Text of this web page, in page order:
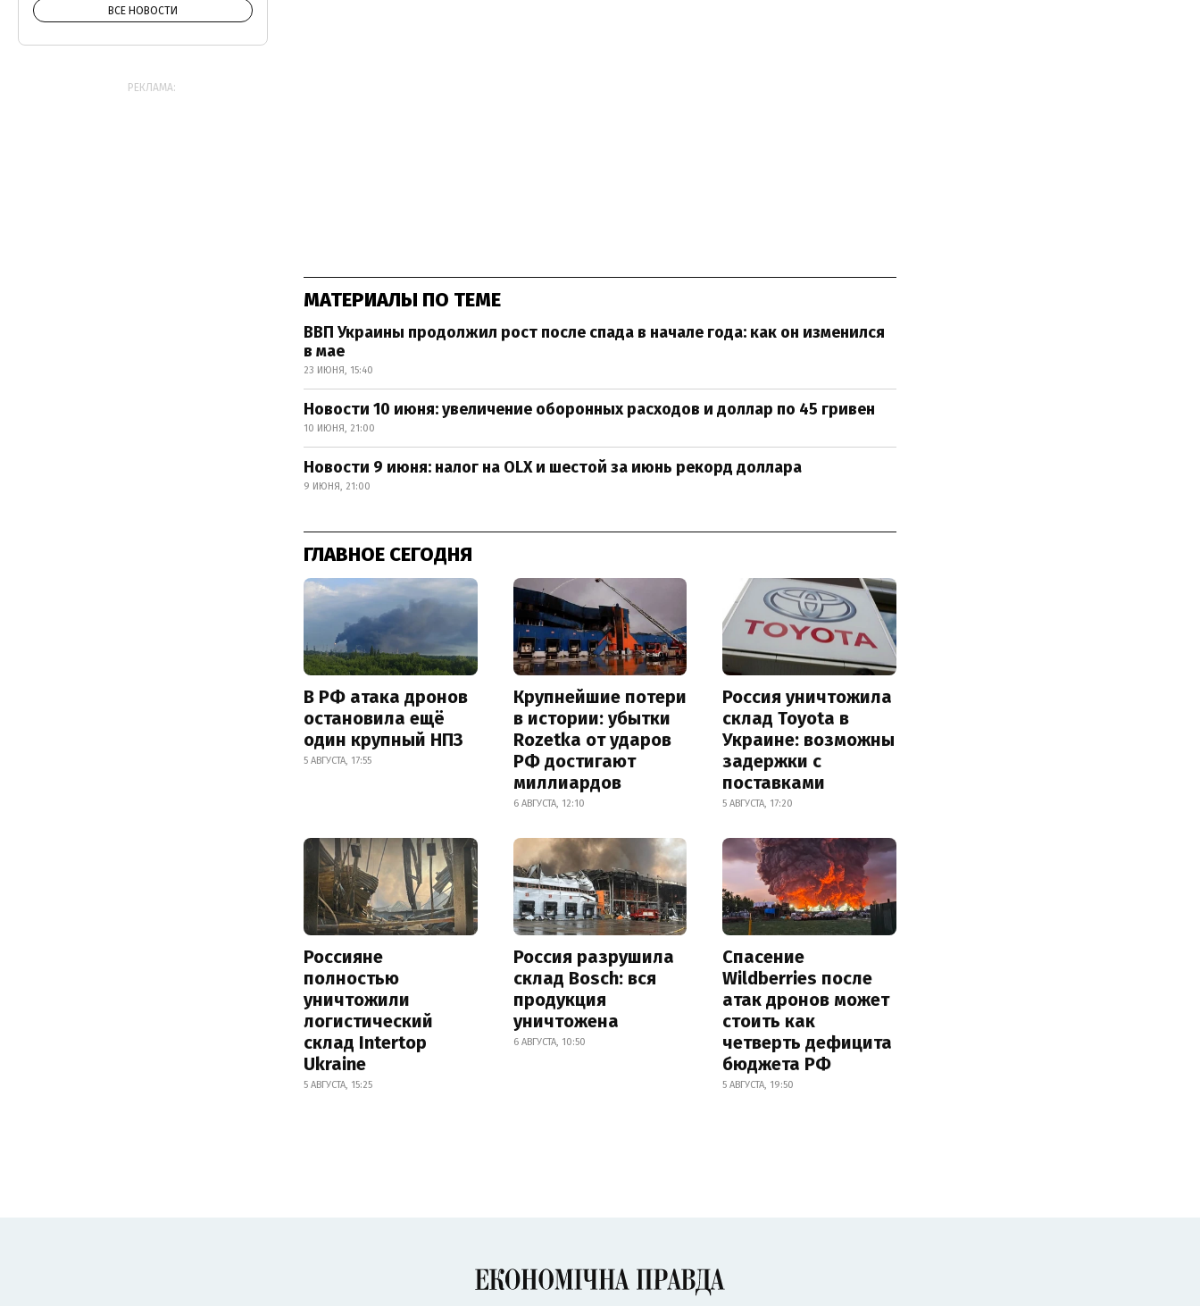
МАТЕРИАЛЫ ПО ТЕМЕ
ВВП Украины продолжил рост после спада в начале года: как он изменился
в мае
23 ИЮНЯ, 15:40
Новости 10 июня: увеличение оборонных расходов и доллар по 45 гривен
10 ИЮНЯ, 21:00
Новости 9 июня: налог на OLX и шестой за июнь рекорд доллара
9 ИЮНЯ, 21:00
ГЛАВНОЕ СЕГОДНЯ
В РФ атака дронов
остановила ещё
один крупный НПЗ
5 АВГУСТА, 17:55
Крупнейшие потери
в истории: убытки
Rozetka от ударов
РФ достигают
миллиардов
6 АВГУСТА, 12:10
Россия уничтожила
склад Toyota в
Украине: возможны
задержки с
поставками
5 АВГУСТА, 17:20
Россияне
полностью
уничтожили
логистический
склад Intertop
Ukraine
5 АВГУСТА, 15:25
Россия разрушила
склад Bosch: вся
продукция
уничтожена
6 АВГУСТА, 10:50
Спасение
Wildberries после
атак дронов может
стоить как
четверть дефицита
бюджета РФ
5 АВГУСТА, 19:50
ВСЕ НОВОСТИ
РЕКЛАМА: